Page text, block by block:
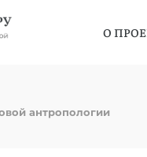
О
антропологии